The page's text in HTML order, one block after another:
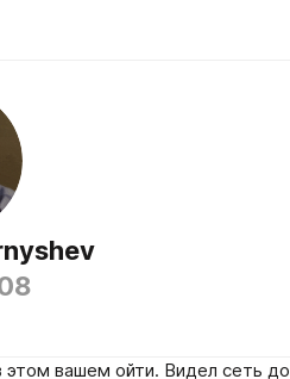
этом вашем ойти. Видел сеть до